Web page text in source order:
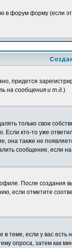
в форум форму
придется
на сообщения и т.д.)
только свои
Если кто-то уже
также не
сообщение, если на
После создания
если отметите
в теме, если у вас
опроса, затем как